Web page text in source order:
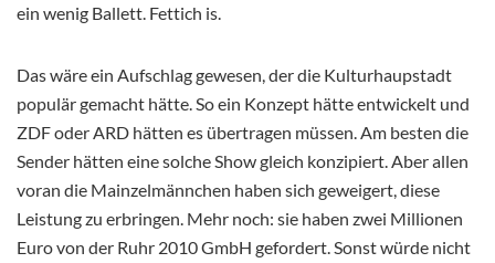
ein wenig Ballett. Fettich is.
Das wäre ein Aufschlag gewesen, der die Kulturhaupstadt
populär gemacht hätte. So ein Konzept hätte entwickelt und
ZDF oder ARD hätten es übertragen müssen. Am besten die
Sender hätten eine solche Show gleich konzipiert. Aber allen
voran die Mainzelmännchen haben sich geweigert, diese
Leistung zu erbringen. Mehr noch: sie haben zwei Millionen
Euro von der Ruhr 2010 GmbH gefordert. Sonst würde nicht